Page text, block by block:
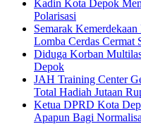
Kadin Kota Depok
Polarisasi
Semarak
Lomba Cerdas Cermat
Diduga Korban
Depok
JAH Training Center
Total Hadiah Jutaan
Ketua DPRD Kota
Apapun Bagi